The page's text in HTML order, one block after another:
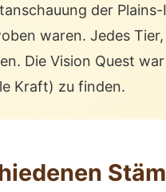
der
waren. Jedes
Die Vision Quest
Kraft) zu finden.